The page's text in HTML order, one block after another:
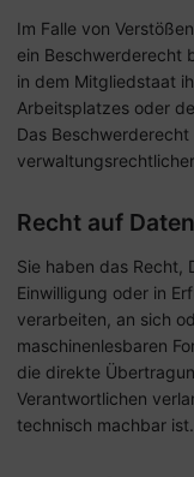
Im Falle von
ein Beschwerderecht
in dem Mitgliedstaat
Arbeitsplatzes oder
Das
Recht auf
Sie haben das Recht,
Einwilligung oder in
verarbeiten, an sich
maschinenlesbaren
die direkte
Verantwortlichen
technisch machbar ist.